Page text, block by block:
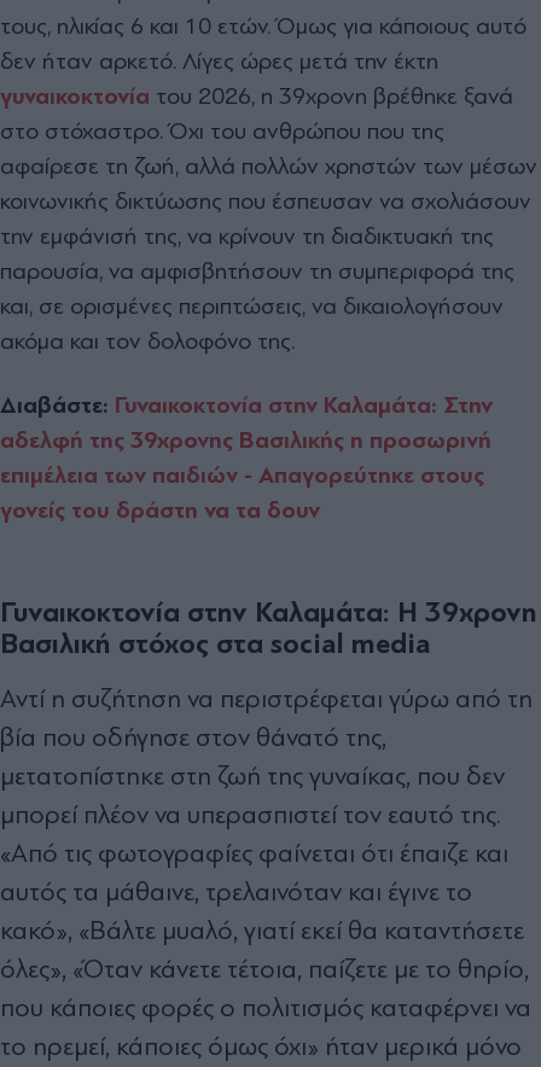
τους, ηλικίας 6 και 10 ετών. Όμως για κάποιους αυτό
δεν ήταν αρκετό. Λίγες ώρες μετά την έκτη
γυναικοκτονία του 2026, η 39χρονη βρέθηκε ξανά
στο στόχαστρο. Όχι του ανθρώπου που της
αφαίρεσε τη ζωή, αλλά πολλών χρηστών των μέσων
κοινωνικής δικτύωσης που έσπευσαν να σχολιάσουν
την εμφάνισή της, να κρίνουν τη διαδικτυακή της
παρουσία, να αμφισβητήσουν τη συμπεριφορά της
και, σε ορισμένες περιπτώσεις, να δικαιολογήσουν
ακόμα και τον δολοφόνο της.
Διαβάστε: Γυναικοκτονία στην Καλαμάτα: Στην
αδελφή της 39χρονης Βασιλικής η προσωρινή
επιμέλεια των παιδιών - Απαγορεύτηκε στους
γονείς του δράστη να τα δουν
Γυναικοκτονία στην Καλαμάτα: H 39χρονη
Βασιλική στόχος στα social media
Αντί η συζήτηση να περιστρέφεται γύρω από τη
βία που οδήγησε στον θάνατό της,
μετατοπίστηκε στη ζωή της γυναίκας, που δεν
μπορεί πλέον να υπερασπιστεί τον εαυτό της.
«Από τις φωτογραφίες φαίνεται ότι έπαιζε και
αυτός τα μάθαινε, τρελαινόταν και έγινε το
κακό», «Βάλτε μυαλό, γιατί εκεί θα καταντήσετε
όλες», «Όταν κάνετε τέτοια, παίζετε με το θηρίο,
που κάποιες φορές ο πολιτισμός καταφέρνει να
το ηρεμεί, κάποιες όμως όχι» ήταν μερικά μόνο